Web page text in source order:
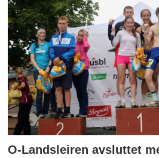
O-Landsleiren avsluttet